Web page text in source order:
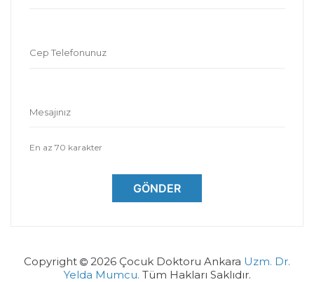
Cep Telefonunuz
Mesajınız
En az 70 karakter
GÖNDER
Copyright 2026 Çocuk Doktoru Ankara Uzm. Dr.
Yelda Mumcu. Tüm Hakları Saklıdır.